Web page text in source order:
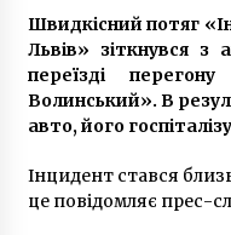
Коли
3
У Києві
5
Швидкісний потяг
Львів» зіткнувся з
переїзді
Волинський». В
авто, його
Інцидент стався
це повідомляє прес-